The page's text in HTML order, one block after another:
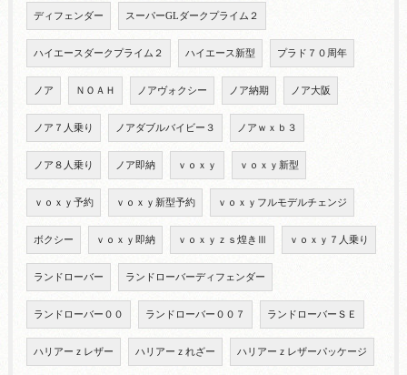
ディフェンダー スーパーGLダークプライム２
ハイエースダークプライム２ ハイエース新型 プラド７０周年
ノア ＮＯＡＨ ノアヴォクシー ノア納期 ノア大阪
ノア７人乗り ノアダブルバイビー３ ノアｗｘｂ３
ノア８人乗り ノア即納 ｖｏｘｙ ｖｏｘｙ新型
ｖｏｘｙ予約 ｖｏｘｙ新型予約 ｖｏｘｙフルモデルチェンジ
ボクシー ｖｏｘｙ即納 ｖｏｘｙｚｓ煌きⅢ ｖｏｘｙ７人乗り
ランドローバー ランドローバーディフェンダー
ランドローバー００ ランドローバー００７ ランドローバーＳＥ
ハリアーｚレザー ハリアーｚれざー ハリアーｚレザーパッケージ